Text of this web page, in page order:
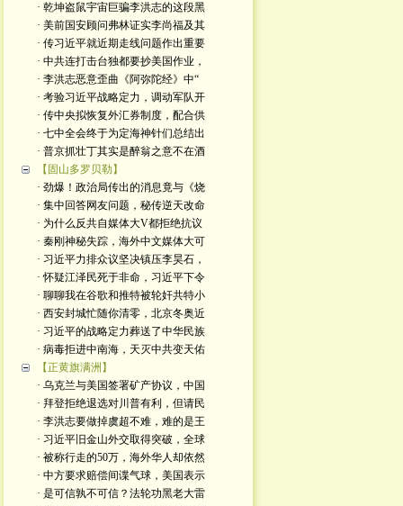
· 乾坤盗鼠宇宙巨骗李洪志的这段黑
· 美前国安顾问弗林证实李尚福及其
· 传习近平就近期走线问题作出重要
· 中共连打击台独都要抄美国作业，
· 李洪志恶意歪曲《阿弥陀经》中“
· 考验习近平战略定力，调动军队开
· 传中央拟恢复外汇券制度，配合供
· 七中全会终于为定海神针们总结出
· 普京抓壮丁其实是醉翁之意不在酒
【固山多罗贝勒】
· 劲爆！政治局传出的消息竟与《烧
· 集中回答网友问题，秘传逆天改命
· 为什么反共自媒体大V都拒绝抗议
· 秦刚神秘失踪，海外中文媒体大可
· 习近平力排众议坚决镇压李昊石，
· 怀疑江泽民死于非命，习近平下令
· 聊聊我在谷歌和推特被轮奸共特小
· 西安封城忙随你清零，北京冬奥近
· 习近平的战略定力葬送了中华民族
· 病毒拒进中南海，天灭中共变天佑
【正黄旗满洲】
· 乌克兰与美国签署矿产协议，中国
· 拜登拒绝退选对川普有利，但请民
· 李洪志要做掉虞超不难，难的是王
· 习近平旧金山外交取得突破，全球
· 被称行走的50万，海外华人却依然
· 中方要求赔偿间谍气球，美国表示
· 是可信孰不可信？法轮功黑老大雷